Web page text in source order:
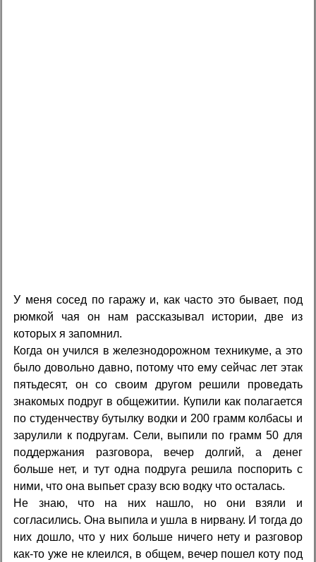
У меня сосед по гаражу и, как часто это бывает, под
рюмкой чая он нам рассказывал истории, две из
которых я запомнил.
Когда он учился в железнодорожном техникуме, а это
было довольно давно, потому что ему сейчас лет этак
пятьдесят, он со своим другом решили проведать
знакомых подруг в общежитии. Купили как полагается
по студенчеству бутылку водки и 200 грамм колбасы и
зарулили к подругам. Сели, выпили по грамм 50 для
поддержания разговора, вечер долгий, а денег
больше нет, и тут одна подруга решила поспорить с
ними, что она выпьет сразу всю водку что осталась.
Не знаю, что на них нашло, но они взяли и
согласились. Она выпила и ушла в нирвану. И тогда до
них дошло, что у них больше ничего нету и разговор
как-то уже не клеился, в общем, вечер пошел коту под